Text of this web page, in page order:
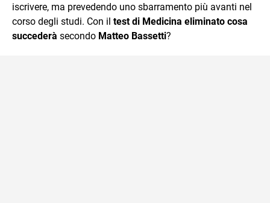
iscrivere, ma prevedendo uno sbarramento più avanti nel
corso degli studi. Con il test di Medicina eliminato cosa
succederà secondo Matteo Bassetti?